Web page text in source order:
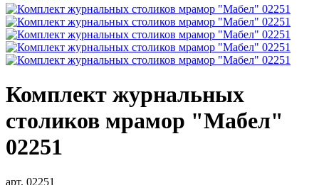
Комплект журнальных
столиков мрамор "Мабел"
02251
арт. 02251